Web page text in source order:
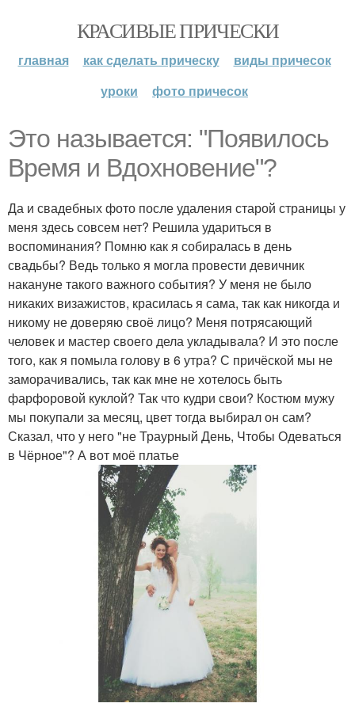
КРАСИВЫЕ ПРИЧЕСКИ
главная как сделать прическу
виды причесок
уроки
фото причесок
Это называется: "Появилось
Время и Вдохновение"?
Да и свадебных фото после удаления старой страницы у
меня здесь совсем нет? Решила удариться в
воспоминания? Помню как я собиралась в день
свадьбы? Ведь только я могла провести девичник
накануне такого важного события? У меня не было
никаких визажистов, красилась я сама, так как никогда и
никому не доверяю своё лицо? Меня потрясающий
человек и мастер своего дела укладывала? И это после
того, как я помыла голову в 6 утра? С причёской мы не
заморачивались, так как мне не хотелось быть
фарфоровой куклой? Так что кудри свои? Костюм мужу
мы покупали за месяц, цвет тогда выбирал он сам?
Сказал, что у него "не Траурный День, Чтобы Одеваться
в Чёрное"? А вот моё платье